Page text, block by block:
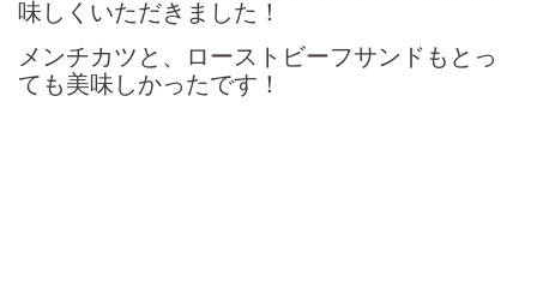
味しくいただきました！
メンチカツと、ローストビーフサンドもとっ
ても美味しかったです！